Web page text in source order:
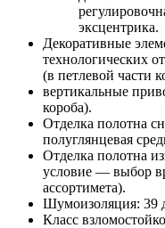
эксцентрика.
Декоративные
технологических
(в петлевой части
вертикальные
короба).
Отделка полотна
полуглянцевая
Отделка полотна
условие — выбор
ассортимета).
Шумоизоляция: 39
Класс